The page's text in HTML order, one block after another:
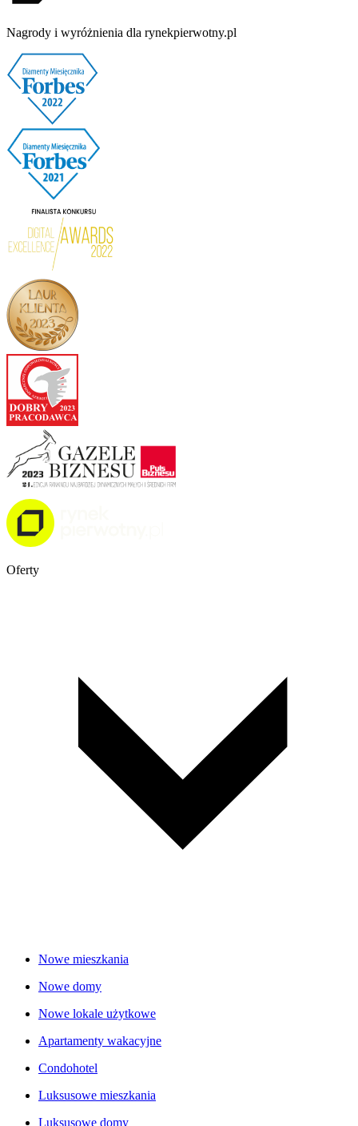
Nagrody i wyróżnienia dla rynekpierwotny.pl
Oferty
Nowe mieszkania
Nowe domy
Nowe lokale użytkowe
Apartamenty wakacyjne
Condohotel
Luksusowe mieszkania
Luksusowe domy